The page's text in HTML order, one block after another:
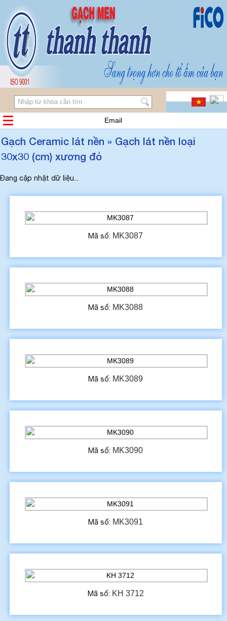
Email
Gạch Ceramic lát nền » Gạch lát nền loại
30x30 (cm) xương đỏ
Đang cập nhật dữ liệu...
Mã số: MK3087
Mã số: MK3088
Mã số: MK3089
Mã số: MK3090
Mã số: MK3091
Mã số: KH 3712